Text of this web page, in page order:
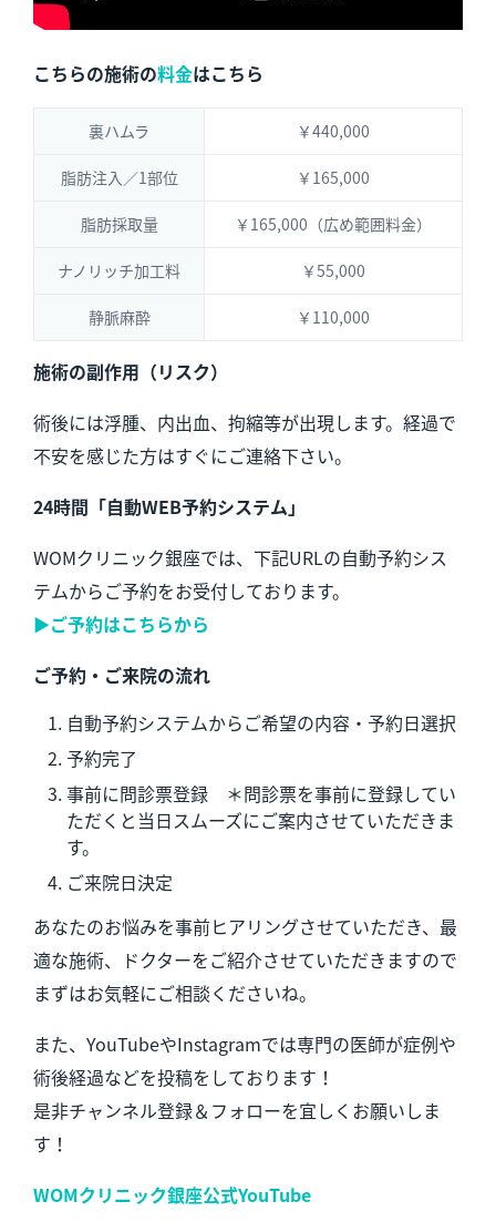
こちらの施術の料金はこちら
裏ハムラ ￥440,000
脂肪注入／1部位 ￥165,000
脂肪採取量 ￥165,000（広め範囲料金）
ナノリッチ加工料 ￥55,000
静脈麻酔 ￥110,000
施術の副作用（リスク）
術後には浮腫、内出血、拘縮等が出現します。経過で
不安を感じた方はすぐにご連絡下さい。
24時間「自動WEB予約システム」
WOMクリニック銀座では、下記URLの自動予約シス
テムからご予約をお受付しております。
▶︎ご予約はこちらから
ご予約・ご来院の流れ
自動予約システムからご希望の内容・予約日選択
予約完了
事前に問診票登録 ＊問診票を事前に登録してい
ただくと当日スムーズにご案内させていただきま
す。
ご来院日決定
あなたのお悩みを事前ヒアリングさせていただき、最
適な施術、ドクターをご紹介させていただきますので
まずはお気軽にご相談くださいね。
また、YouTubeやInstagramでは専門の医師が症例や
術後経過などを投稿をしております！
是非チャンネル登録＆フォローを宜しくお願いしま
す！
WOMクリニック銀座公式YouTube